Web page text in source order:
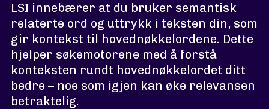
LSI innebærer at du bruker semantisk
relaterte ord og uttrykk i teksten din, som
gir kontekst til hovednøkkelordene. Dette
hjelper søkemotorene med å forstå
konteksten rundt hovednøkkelordet ditt
bedre – noe som igjen kan øke relevansen
betraktelig.